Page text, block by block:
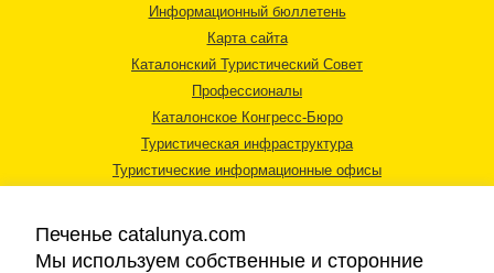
Информационный бюллетень
Карта сайта
Каталонский Туристический Совет
Профессионалы
Каталонское Конгресс-Бюро
Туристическая инфраструктура
Туристические информационные офисы
Печенье catalunya.com
Мы используем собственные и сторонние